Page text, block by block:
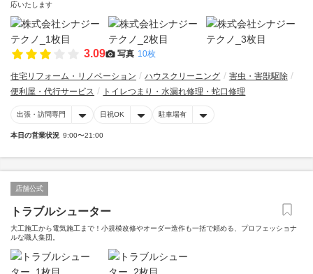
応いたします
3.09 写真 10枚
住宅リフォーム・リノベーション ハウスクリーニング
害虫・害獣駆除
便利屋・代行サービス
トイレつまり・水漏れ修理・蛇口修理
出張・訪問専門 日祝OK 駐車場有
本日の営業状況 9:00〜21:00
店舗公式
トラブルシューター
大工施工から電気施工まで！小規模改修やオーダー造作も一括で頼める、プロフェッショナ
ルな職人集団。